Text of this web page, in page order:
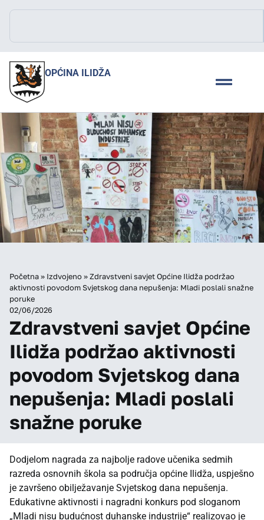
OPĆINA ILIDŽA
Početna» Izdvojeno »Zdravstveni savjet Općine Ilidža podržao
aktivnosti povodom Svjetskog dana nepušenja: Mladi poslali snažne
poruke
02/06/2026
Zdravstveni savjet Općine
Ilidža podržao aktivnosti
povodom Svjetskog dana
nepušenja: Mladi poslali
snažne poruke
Dodjelom nagrada za najbolje radove učenika sedmih
razreda osnovnih škola sa područja općine Ilidža, uspješno
je završeno obilježavanje Svjetskog dana nepušenja.
Edukativne aktivnosti i nagradni konkurs pod sloganom
„Mladi nisu budućnost duhanske industrije“ realizovao je